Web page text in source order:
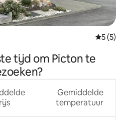
5 (5)
tijd om Picton te
Gemiddelde
temperatuur